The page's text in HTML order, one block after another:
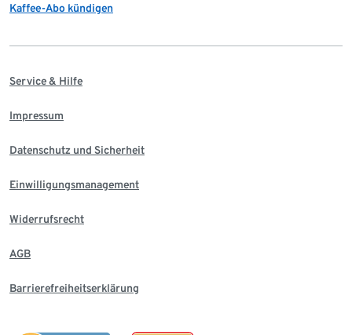
Kaffee-Abo kündigen
Service & Hilfe
Impressum
Datenschutz und Sicherheit
Einwilligungsmanagement
Widerrufsrecht
AGB
Barrierefreiheitserklärung